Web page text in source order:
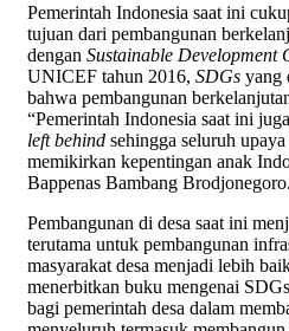
Pemerintah Indonesia saat ini
tujuan dari pembangunan
dengan Sustainable Development
UNICEF tahun 2016, SDGs yang
bahwa pembangunan
“Pemerintah Indonesia saat ini
left behind sehingga seluruh
memikirkan kepentingan anak
Bappenas Bambang Brodjonegoro.
Pembangunan di desa saat ini
terutama untuk pembangunan
masyarakat desa menjadi lebih
menerbitkan buku mengenai
bagi pemerintah desa dalam